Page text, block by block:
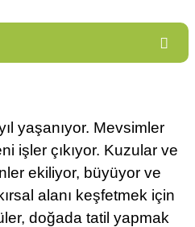
yaşanıyor. Mevsimler
işler çıkıyor. Kuzular ve
ekiliyor, büyüyor ve
alanı keşfetmek için
doğada tatil yapmak